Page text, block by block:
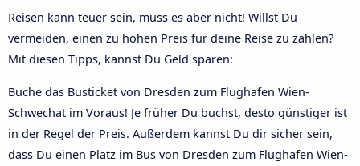
Reisen kann teuer sein, muss es aber nicht! Willst Du
vermeiden, einen zu hohen Preis für deine Reise zu zahlen?
Mit diesen Tipps, kannst Du Geld sparen:
Buche das Busticket von Dresden zum Flughafen Wien-
Schwechat im Voraus! Je früher Du buchst, desto günstiger ist
in der Regel der Preis. Außerdem kannst Du dir sicher sein,
dass Du einen Platz im Bus von Dresden zum Flughafen Wien-